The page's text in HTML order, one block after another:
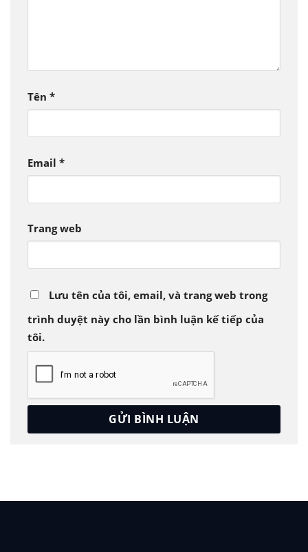
Tên *
Email *
Trang web
Lưu tên của tôi, email, và trang web trong
trình duyệt này cho lần bình luận kế tiếp của
tôi.